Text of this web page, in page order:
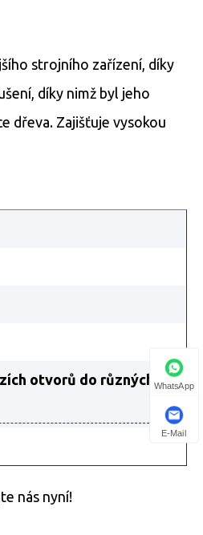
strojního zařízení, díky
díky nimž byl jeho
dřeva. Zajišťuje vysokou
otvorů do různých
nás nyní!
WhatsApp
E-Mail